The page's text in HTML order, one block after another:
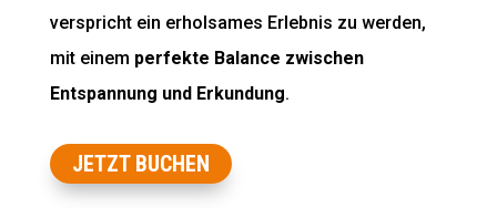
verspricht ein erholsames Erlebnis zu werden,
mit einem perfekte Balance zwischen
Entspannung und Erkundung.
JETZT BUCHEN